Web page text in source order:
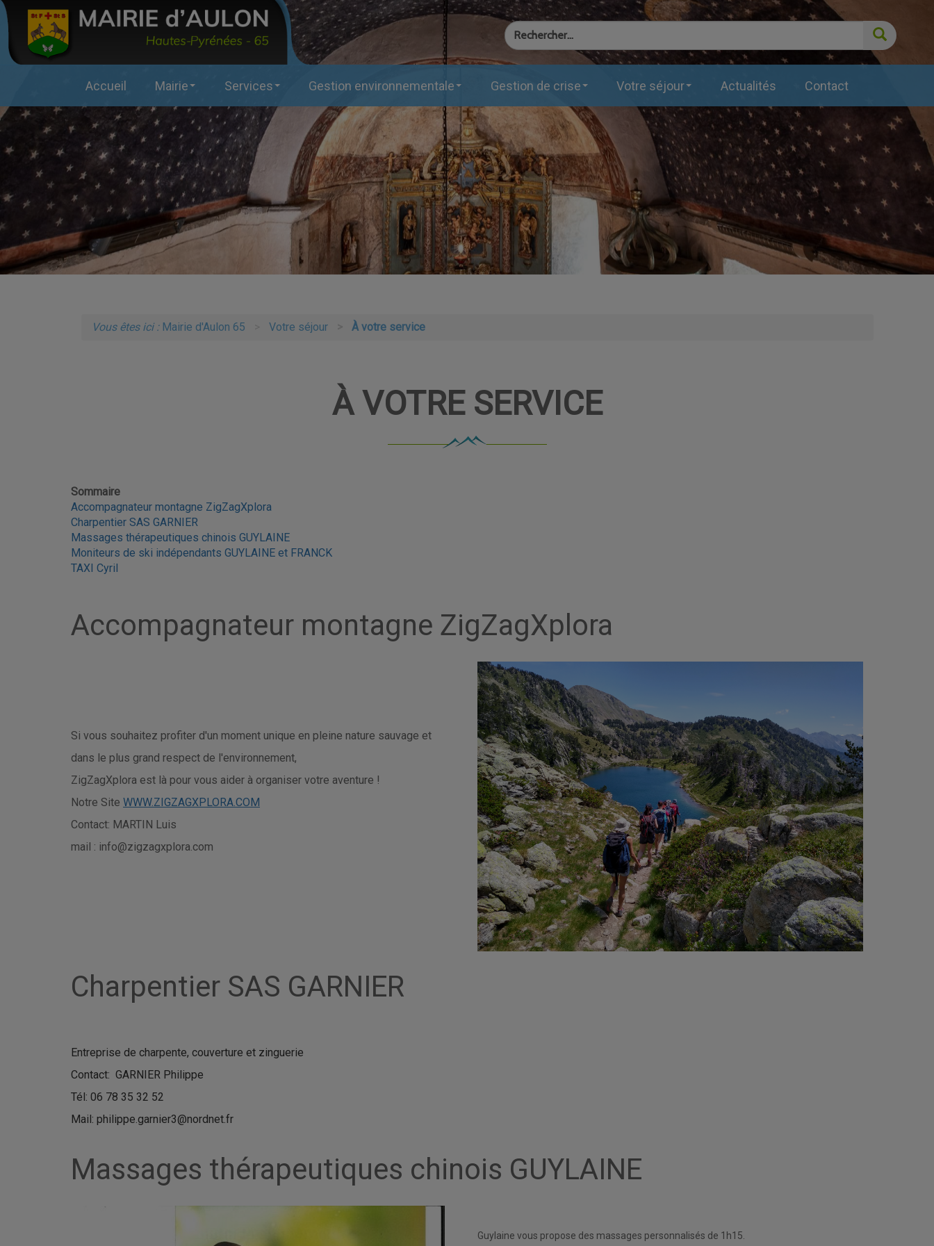
Accueil Mairie Services Gestion environnementale Gestion de crise Votre séjour Actualités Contact
Vous êtes ici : Mairie d'Aulon 65 Votre séjour À votre service
À VOTRE SERVICE
Sommaire
Accompagnateur montagne ZigZagXplora
Charpentier SAS GARNIER
Massages thérapeutiques chinois GUYLAINE
Moniteurs de ski indépendants GUYLAINE et FRANCK
TAXI Cyril
Accompagnateur montagne ZigZagXplora
Si vous souhaitez profiter d'un moment unique en pleine nature sauvage et
dans le plus grand respect de l'environnement,
ZigZagXplora est là pour vous aider à organiser votre aventure !
Notre Site WWW.ZIGZAGXPLORA.COM
Contact: MARTIN Luis
mail : info@zigzagxplora.com
Charpentier SAS GARNIER
Entreprise de charpente, couverture et zinguerie
Contact: GARNIER Philippe
Tél: 06 78 35 32 52
Mail: philippe.garnier3@nordnet.fr
Massages thérapeutiques chinois GUYLAINE
Guylaine vous propose des massages personnalisés de 1h15.